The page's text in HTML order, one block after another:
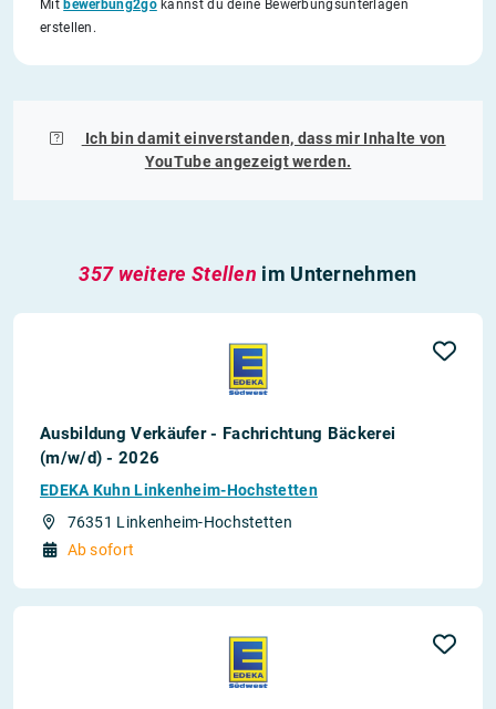
Mit bewerbung2gokannst du deine Bewerbungsunterlagen
erstellen.
Ich bin damit einverstanden, dass mir Inhalte von
YouTubeangezeigt werden.
357 weitere Stellen im Unternehmen
Ausbildung Verkäufer - Fachrichtung Bäckerei
(m/w/d) - 2026
EDEKA Kuhn Linkenheim-Hochstetten
76351 Linkenheim-Hochstetten
Ab sofort